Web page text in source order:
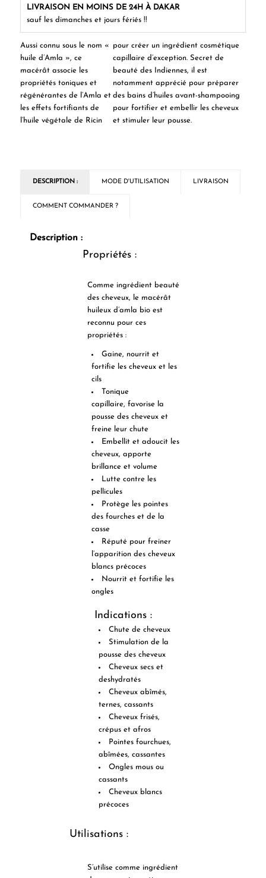
Aussi connu sous le nom «
huile d’Amla », ce
macérât associe les
propriétés toniques et
régénérantes de l’Amla et
les effets fortifiants de
l’huile végétale de Ricin
pour créer un ingrédient cosmétique
capillaire d’exception. Secret de
beauté des Indiennes, il est
notamment apprécié pour préparer
des bains d’huiles avant-shampooing
pour fortifier et embellir les cheveux
et stimuler leur pousse.
LIVRAISON EN MOINS DE 24H À DAKAR
sauf les dimanches et jours fériés !!
DESCRIPTION : MODE D'UTILISATION LIVRAISON
COMMENT COMMANDER ?
Description :
Propriétés :
Comme ingrédient beauté
des cheveux, le macérât
huileux d’amla bio est
reconnu pour ces
propriétés :
Gaine, nourrit et
fortifie les cheveux et les
cils
Tonique
capillaire, favorise la
pousse des cheveux et
freine leur chute
Embellit et adoucit les
cheveux, apporte
brillance et volume
Lutte contre les
pellicules
Protège les pointes
des fourches et de la
casse
Réputé pour freiner
l’apparition des cheveux
blancs précoces
Nourrit et fortifie les
ongles
Indications :
Chute de cheveux
Stimulation de la
pousse des cheveux
Cheveux secs et
deshydratés
Cheveux abîmés,
ternes, cassants
Cheveux frisés,
crépus et afros
Pointes fourchues,
abîmées, cassantes
Ongles mous ou
cassants
Cheveux blancs
précoces
Utilisations :
S’utilise comme ingrédient